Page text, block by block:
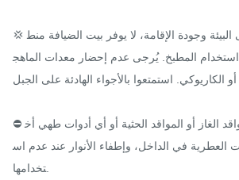
💢 حرصًا على الحفاظ على البيئة وجودة الإقامة، لا يوفر بيت الضيافة منط
استخدام المطبخ. يُرجى عدم إحضار معدات الماهج
الكاريوكي. استمتعوا بالأجواء الهادئة على الجبل.
⛔ يُرجى عدم استخدام مواقد الغاز أو المواقد الحثية أو أي أدوات طهي أخ
العطرية في الداخل، وإطفاء الأنوار عند عدم اس
تخدامها.